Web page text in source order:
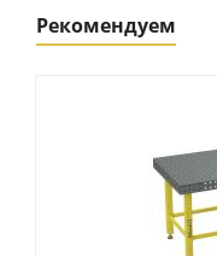
Рекомендуем